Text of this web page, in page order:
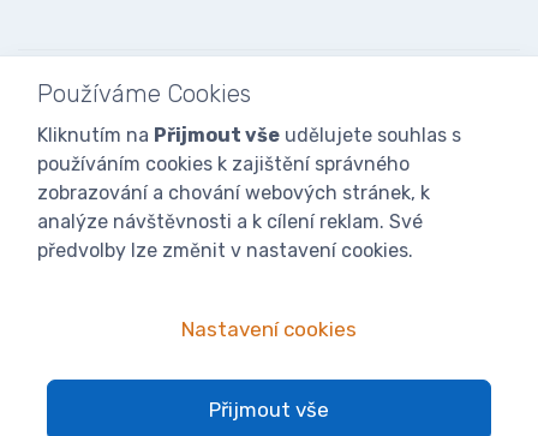
fanoušky: Včelařské potřeby - www.ivcelarstvi.cz
Používáme Cookies
Kliknutím na Přijmout vše udělujete souhlas s
používáním cookies k zajištění správného
zobrazování a chování webových stránek, k
analýze návštěvnosti a k cílení reklam. Své
předvolby lze změnit v nastavení cookies.
Nastavení cookies
Přijmout vše